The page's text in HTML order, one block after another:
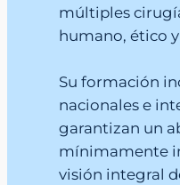
múltiples
humano, ético
Su formación
nacionales e
garantizan un
mínimamente
visión integral